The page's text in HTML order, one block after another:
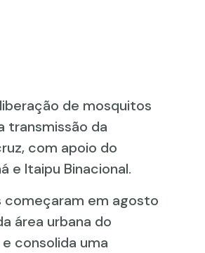
de mosquitos
transmissão da
com apoio do
e Itaipu Binacional.
começaram em agosto
área urbana do
consolida uma